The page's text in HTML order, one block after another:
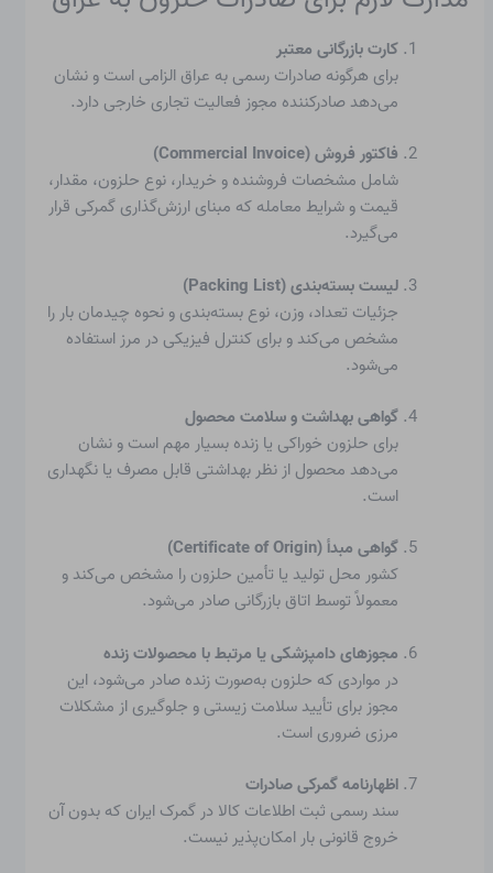
کارت بازرگانی معتبر
برای هرگونه صادرات رسمی به عراق الزامی است و نشان
می‌دهد صادرکننده مجوز فعالیت تجاری خارجی دارد.
فاکتور فروش (Commercial Invoice)
شامل مشخصات فروشنده و خریدار، نوع حلزون، مقدار،
قیمت و شرایط معامله که مبنای ارزش‌گذاری گمرکی قرار
می‌گیرد.
لیست بسته‌بندی (Packing List)
جزئیات تعداد، وزن، نوع بسته‌بندی و نحوه چیدمان بار را
مشخص می‌کند و برای کنترل فیزیکی در مرز استفاده
می‌شود.
گواهی بهداشت و سلامت محصول
برای حلزون خوراکی یا زنده بسیار مهم است و نشان
می‌دهد محصول از نظر بهداشتی قابل مصرف یا نگهداری
است.
گواهی مبدأ (Certificate of Origin)
کشور محل تولید یا تأمین حلزون را مشخص می‌کند و
معمولاً توسط اتاق بازرگانی صادر می‌شود.
مجوزهای دامپزشکی یا مرتبط با محصولات زنده
در مواردی که حلزون به‌صورت زنده صادر می‌شود، این
مجوز برای تأیید سلامت زیستی و جلوگیری از مشکلات
مرزی ضروری است.
اظهارنامه گمرکی صادرات
سند رسمی ثبت اطلاعات کالا در گمرک ایران که بدون آن
خروج قانونی بار امکان‌پذیر نیست.